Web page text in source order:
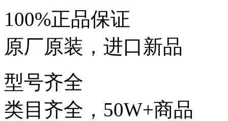
100%正品保证
原厂原装，进口新品
型号齐全
类目齐全，50W+商品